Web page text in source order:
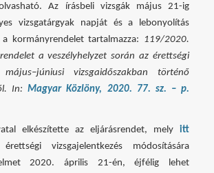
Az írásbeli vizsgák május 21-ig
vizsgatárgyak napját és a lebonyolítás
a kormányrendelet tartalmazza: 119/2020.
a veszélyhelyzet során az érettségi
vizsgaidőszakban történő
In: Magyar Közlöny, 2020. 77. sz. – p.
elkészítette az eljárásrendet, mely itt
vizsgajelentkezés módosítására
2020. április 21-én, éjfélig lehet